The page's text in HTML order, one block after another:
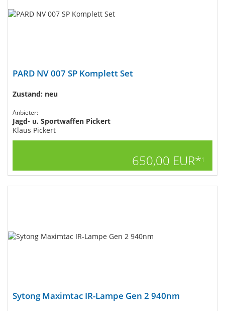
PARD NV 007 SP Komplett Set
Zustand: neu
Anbieter:
Jagd- u. Sportwaffen Pickert
Klaus Pickert
650,00 EUR*1
Sytong Maximtac IR-Lampe Gen 2 940nm